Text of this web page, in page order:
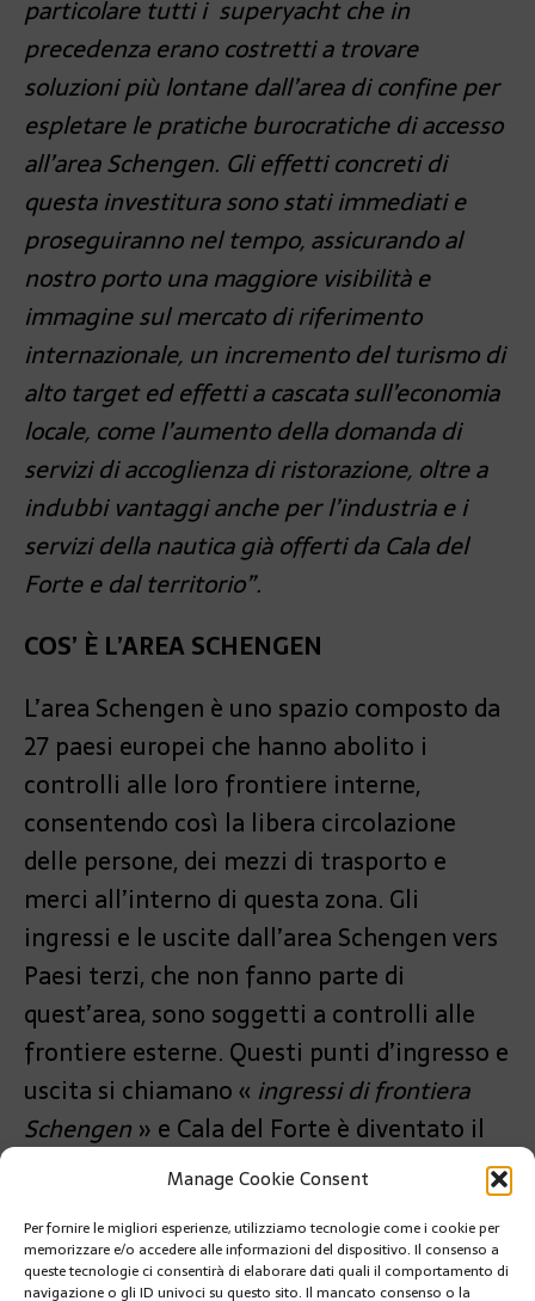
Manage Cookie Consent
Per fornire le migliori esperienze, utilizziamo tecnologie come i cookie per
memorizzare e/o accedere alle informazioni del dispositivo. Il consenso a
queste tecnologie ci consentirà di elaborare dati quali il comportamento di
navigazione o gli ID univoci su questo sito. Il mancato consenso o la
particolare tutti i superyacht che in
precedenza erano costretti a trovare
soluzioni più lontane dall’area di confine per
espletare le pratiche burocratiche di accesso
all’area Schengen. Gli effetti concreti di
questa investitura sono stati immediati e
proseguiranno nel tempo, assicurando al
nostro porto una maggiore visibilità e
immagine sul mercato di riferimento
internazionale, un incremento del turismo di
alto target ed effetti a cascata sull’economia
locale, come l’aumento della domanda di
servizi di accoglienza di ristorazione, oltre a
indubbi vantaggi anche per l’industria e i
servizi della nautica già offerti da Cala del
Forte e dal territorio”.
COS’ È L’AREA SCHENGEN
L’area Schengen è uno spazio composto da
27 paesi europei che hanno abolito i
controlli alle loro frontiere interne,
consentendo così la libera circolazione
delle persone, dei mezzi di trasporto e
merci all’interno di questa zona. Gli
ingressi e le uscite dall’area Schengen vers
Paesi terzi, che non fanno parte di
quest’area, sono soggetti a controlli alle
frontiere esterne. Questi punti d’ingresso e
uscita si chiamano « ingressi di frontiera
Schengen » e Cala del Forte è diventato il
primo dal confine con la Francia.
PRÉCÉDENT
MYS: STEFANO PASTROVICH INNOVA I CHARTER CON
X-PAGODA